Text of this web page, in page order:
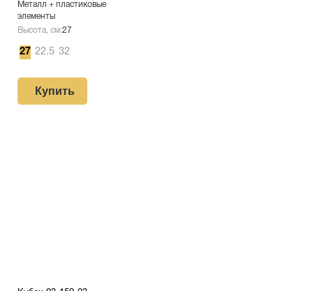
Металл + пластиковые
элементы
Высота, см:27
27 22.5 32
Купить